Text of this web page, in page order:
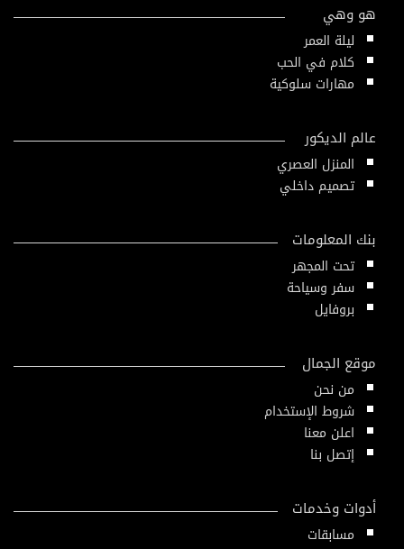
هو وهي
ليلة العمر
كلام في الحب
مهارات سلوكية
عالم الديكور
المنزل العصري
تصميم داخلي
بنك المعلومات
تحت المجهر
سفر وسياحة
بروفايل
موقع الجمال
من نحن
شروط الإستخدام
اعلن معنا
إتصل بنا
أدوات وخدمات
مسابقات